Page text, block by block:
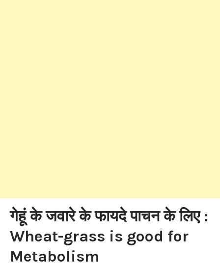
गेहूं के जवारे के फायदे पाचन के लिए :
Wheat-grass is good for
Metabolism